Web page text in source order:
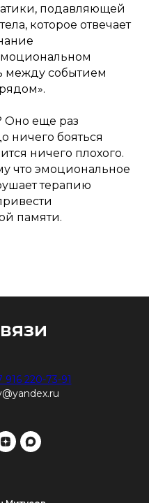
подавляющей
которое отвечает
между событием
Оно еще раз
ничего бояться
ничего плохого.
что эмоциональное
терапию
памяти.
916 220-73-91